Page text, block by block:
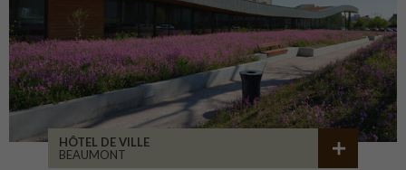
HÔTEL DE VILLE
BEAUMONT